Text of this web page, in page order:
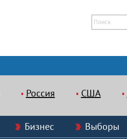
Россия США
Бизнес Выборы